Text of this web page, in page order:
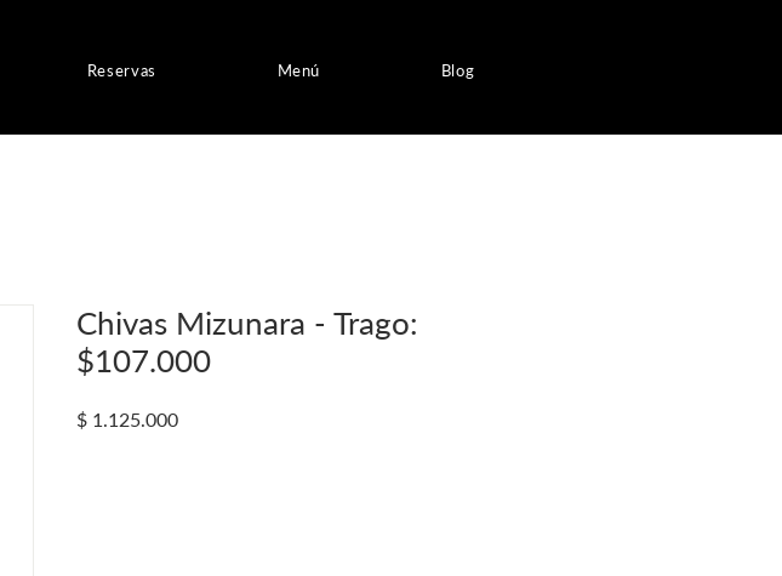
Reservas Menú Blog
Chivas Mizunara - Trago:
$107.000
$ 1.125.000Precio